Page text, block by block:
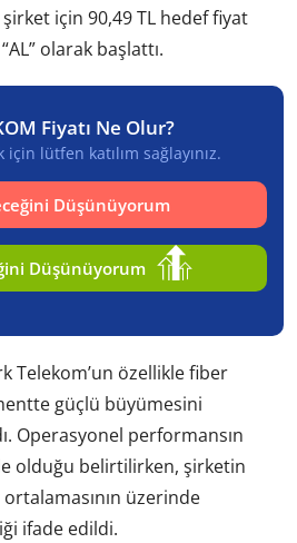
şirket için 90,49 TL hedef fiyat
olarak başlattı.
Fiyatı Ne Olur?
için lütfen katılım sağlayınız.
Düşünüyorum
Düşünüyorum
Telekom’un özellikle fiber
güçlü büyümesini
Operasyonel performansın
olduğu belirtilirken, şirketin
ortalamasının üzerinde
ifade edildi.